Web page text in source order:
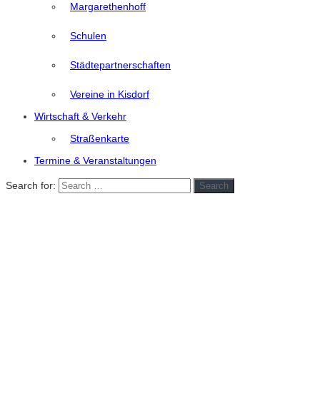
Margarethenhoff
Schulen
Städtepartnerschaften
Vereine in Kisdorf
Wirtschaft & Verkehr
Straßenkarte
Termine & Veranstaltungen
Search for: Search